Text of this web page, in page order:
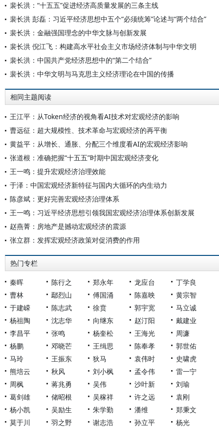
裴长洪：“十五五”促进经济高质量发展的三条主线
裴长洪 彭磊：习近平经济思想中五个“必须统筹”论述与“两个结合”
裴长洪：金融强国理念的中华文脉与创新发展
裴长洪 倪江飞：构建高水平社会主义市场经济体制与中华文明
裴长洪：中国共产党经济思想中的“第二个结合”
裴长洪：中华文明与马克思主义经济理论在中国的传播
相同主题阅读
王江平：从Token经济的视角看AI技术对宏观经济的影响
曹远征：超大规模性、技术革命与宏观经济的再平衡
黄益平：从增长、通胀、分配三个维度看AI的宏观经济影响
张道根：准确把握“十五五”时期中国宏观经济变化
王一鸣：提升宏观经济治理效能
于泽：中国宏观经济新特征与国内大循环的内生动力
陈彦斌：更好完善宏观经济治理体系
王一鸣：习近平经济思想引领我国宏观经济治理体系创新发展
赵燕菁：房地产是撼动宏观经济的震源
张立群：发挥宏观经济政策对促消费的作用
热门专栏
秦晖 陈行之 郑永年 龙应台
丁学良
曹林
鄢烈山 傅国涌 陈嘉映
黄宗智
于建嵘
陈志武 徐贲 郭宇宽
马立诚
杨祖陶
沈志华 向继东 赵汀阳
戴建业
李昌平
张鸣 杨奎松 王海光
周濂
杨鹏
邓晓芒 王缉思 陈奉孝
郭世佑
马玲
王振东 狄马 袁伟时
史啸虎
熊培云
秋风 刘小枫 孟令伟
雷一宁
周枫
蒋兆勇 吴伟 沙叶新
刘瑜
葛剑雄
储昭根 吴稼祥 许之远
袁刚
杨小凯
吴励生 朱学勤 潘维
郑秉文
莫于川
羽之野 谢志浩 孙立平 杨光